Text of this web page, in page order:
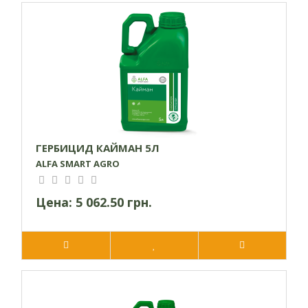
Активными веществами выступают имазамокс и имазапир,
которые проникают в сорняки через листья и корни,
накапливаясь в точках роста. Гербицид ингибирует
производство важных аминокислот, что в свою очередь
нарушает синтез ДНК и замедляет рост растительных
клеток, приводя к гибели сорняков.
Рекомендации по применению
Данный препарат следует применять на ранних стадиях
развития сорняков – до появления четырех
листьев. Обычно это совпадает с фазой появления
четырех листьев и у подсолнечников. (До появления двух
вносить не рекомендуется).
желтеют листья или верхушки подсолнечников, однако это
культуру и не влияет на урожайность. Пожелтение обычно
ГЕРБИЦИД КАЙМАН 5Л
ALFA SMART AGRO
Цена: 5 062.50 грн.